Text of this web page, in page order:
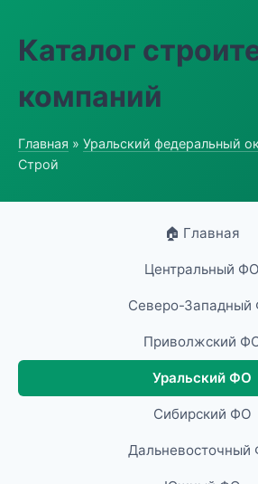
Каталог
компаний
Главная » Уральский федеральный
Строй
🏠 Главная
Центральный ФО
Северо-Западный
Приволжский
Уральский ФО
Сибирский ФО
Дальневосточный